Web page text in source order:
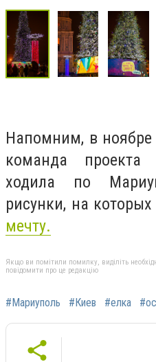
Напомним, в ноябре
команда проекта
ходила по
рисунки, на которых
мечту.
Якщо ви помітили помилку, виділіть
повідомити про це редакцію
#Мариуполь #Киев #елка